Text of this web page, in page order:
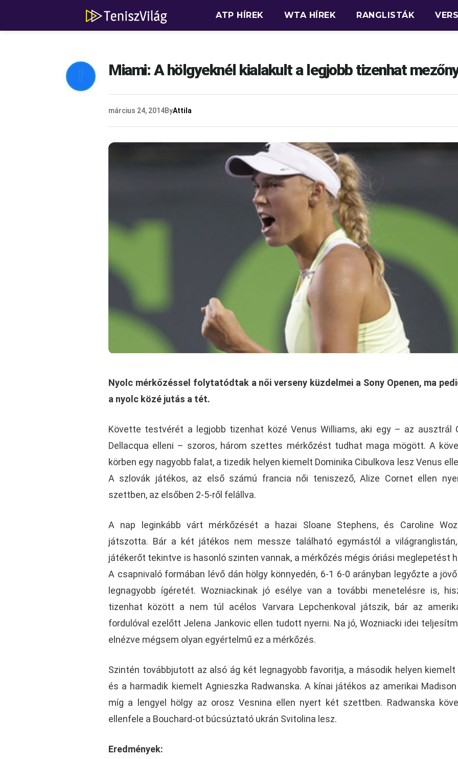
ATP HÍREK WTA HÍREK RANGLISTÁK
 Miami: A hölgyeknél kialakult a legjobb tizenhat
március 24, 2014ByAttila
Nyolc mérkőzéssel folytatódtak a női verseny küzdelmei a Sony Openen, ma
a nyolc közé jutás a tét.
Követte testvérét a legjobb tizenhat közé Venus Williams, aki egy – az ausztrál
Dellacqua elleni – szoros, három szettes mérkőzést tudhat maga mögött. A
körben egy nagyobb falat, a tizedik helyen kiemelt Dominika Cibulkova lesz Venus
A szlovák játékos, az első számú francia női teniszező, Alize Cornet ellen
szettben, az elsőben 2-5-ről felállva.
A nap leginkább várt mérkőzését a hazai Sloane Stephens, és Caroline
játszotta. Bár a két játékos nem messze található egymástól a
játékerőt tekintve is hasonló szinten vannak, a mérkőzés mégis óriási meglepetést
A csapnivaló formában lévő dán hölgy könnyedén, 6-1 6-0 arányban legyőzte a
legnagyobb ígéretét. Wozniackinak jó esélye van a további menetelésre is,
tizenhat között a nem túl acélos Varvara Lepchenkoval játszik, bár az
fordulóval ezelőtt Jelena Jankovic ellen tudott nyerni. Na jó, Wozniacki idei
elnézve mégsem olyan egyértelmű ez a mérkőzés.
Szintén továbbjutott az alsó ág két legnagyobb favoritja, a második helyen kiemelt
és a harmadik kiemelt Agnieszka Radwanska. A kínai játékos az amerikai Madison
míg a lengyel hölgy az orosz Vesnina ellen nyert két szettben. Radwanska
ellenfele a Bouchard-ot búcsúztató ukrán Svitolina lesz.
Eredmények: